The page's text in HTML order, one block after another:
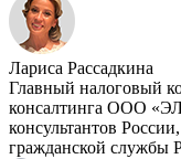
Лариса Рассадкина
Главный налоговый
консалтинга ООО
консультантов
гражданской службы